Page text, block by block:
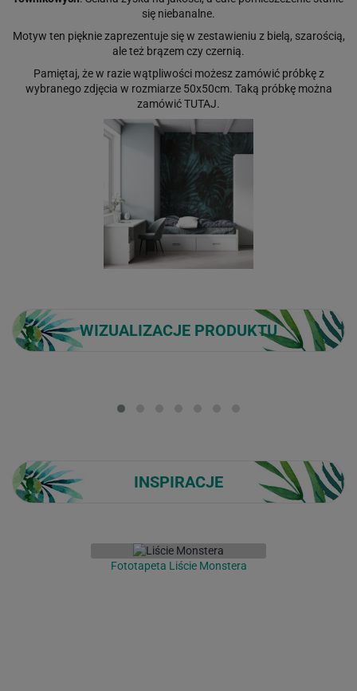
się niebanalne.
Motyw ten pięknie zaprezentuje się w zestawieniu z bielą, szarością,
ale też brązem czy czernią.
Pamiętaj, że w razie wątpliwości możesz zamówić próbkę z
wybranego zdjęcia w rozmiarze 50x50cm. Taką próbkę można
zamówićTUTAJ.
WIZUALIZACJE PRODUKTU
INSPIRACJE
Fototapeta Liście Monstera